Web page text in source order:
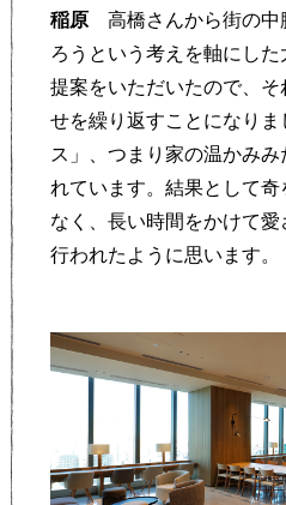
稲原 高橋さんから街の中
ろうという考えを軸にし
提案をいただいたので、
せを繰り返すことになり
ス」、つまり家の温かみ
れています。結果として
なく、長い時間をかけて
行われたように思います。